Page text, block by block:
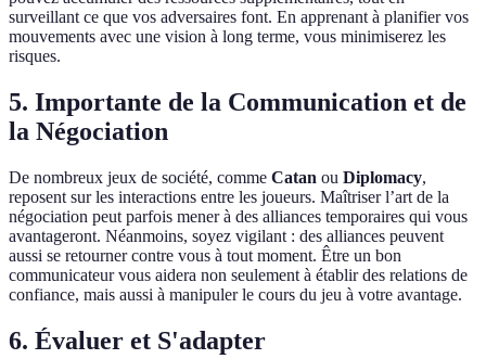
surveillant ce que vos adversaires font. En apprenant à planifier vos
mouvements avec une vision à long terme, vous minimiserez les
risques.
5. Importante de la Communication et de
la Négociation
De nombreux jeux de société, comme Catan ou Diplomacy,
reposent sur les interactions entre les joueurs. Maîtriser l’art de la
négociation peut parfois mener à des alliances temporaires qui vous
avantageront. Néanmoins, soyez vigilant : des alliances peuvent
aussi se retourner contre vous à tout moment. Être un bon
communicateur vous aidera non seulement à établir des relations de
confiance, mais aussi à manipuler le cours du jeu à votre avantage.
6. Évaluer et S'adapter